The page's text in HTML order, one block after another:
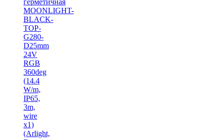
MOONLIGHT-
BLACK-
TOP-
G280-
D25mm
24V
RGB
360deg
(14.4
W/m,
IP65,
3m,
wire
x1)
(Arlight,